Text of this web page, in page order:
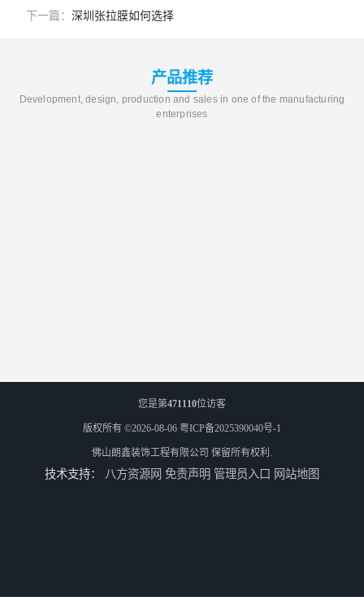
下一篇： 深圳张拉膜如何选择
产品推荐
Development, design, production and sales in one of the manufacturing
enterprises
您是第471110位访客
版权所有 ©2026-08-06 粤ICP备2025390040号-1
佛山朗鑫装饰工程有限公司 保留所有权利.
技术支持： 八方资源网 免责声明 管理员入口 网站地图